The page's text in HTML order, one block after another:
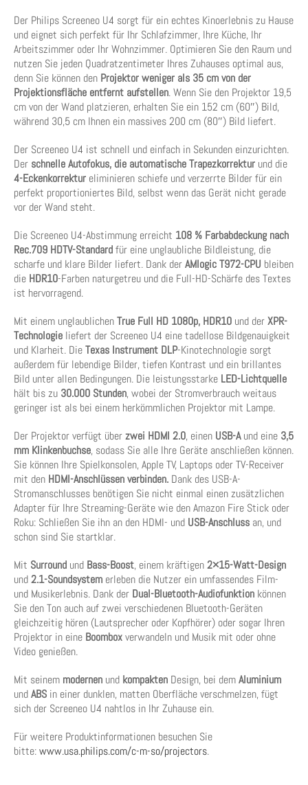
Der Philips Screeneo U4 sorgt für ein echtes Kinoerlebnis zu Hause
und eignet sich perfekt für Ihr Schlafzimmer, Ihre Küche, Ihr
Arbeitszimmer oder Ihr Wohnzimmer. Optimieren Sie den Raum und
nutzen Sie jeden Quadratzentimeter Ihres Zuhauses optimal aus,
denn Sie können den Projektor weniger als 35 cm von der
Projektionsfläche entfernt aufstellen. Wenn Sie den Projektor 19,5
cm von der Wand platzieren, erhalten Sie ein 152 cm (60″) Bild,
während 30,5 cm Ihnen ein massives 200 cm (80″) Bild liefert.
Der Screeneo U4 ist schnell und einfach in Sekunden einzurichten.
Der schnelle Autofokus, die automatische Trapezkorrektur und die
4-Eckenkorrektur eliminieren schiefe und verzerrte Bilder für ein
perfekt proportioniertes Bild, selbst wenn das Gerät nicht gerade
vor der Wand steht.
Die Screeneo U4-Abstimmung erreicht 108 % Farbabdeckung nach
Rec.709 HDTV-Standardfür eine unglaubliche Bildleistung, die
scharfe und klare Bilder liefert. Dank derAMlogic T972-CPU bleiben
die HDR10-Farben naturgetreu und die Full-HD-Schärfe des Textes
ist hervorragend.
Mit einem unglaublichenTrue Full HD 1080p, HDR10 und derXPR-
Technologie liefert der Screeneo U4 eine tadellose Bildgenauigkeit
und Klarheit. DieTexas Instrument DLP-Kinotechnologie sorgt
außerdem für lebendige Bilder, tiefen Kontrast und ein brillantes
Bild unter allen Bedingungen. Die leistungsstarke LED-Lichtquelle
hält bis zu 30.000 Stunden, wobei der Stromverbrauch weitaus
geringer ist als bei einem herkömmlichen Projektor mit Lampe.
Der Projektor verfügt überzwei HDMI 2.0, einen USB-Aund eine 3,5
mm Klinkenbuchse, sodass Sie alle Ihre Geräte anschließen können.
Sie können Ihre Spielkonsolen, Apple TV, Laptops oder TV-Receiver
mit den HDMI-Anschlüssen verbinden. Dank des USB-A-
Stromanschlusses benötigen Sie nicht einmal einen zusätzlichen
Adapter für Ihre Streaming-Geräte wie den Amazon Fire Stick oder
Roku: Schließen Sie ihn an den HDMI- und USB-Anschluss an, und
schon sind Sie startklar.
Mit Surround und Bass-Boost, einem kräftigen2×15-Watt-Design
und2.1-Soundsystem erleben die Nutzer ein umfassendes Film-
und Musikerlebnis. Dank der Dual-Bluetooth-Audiofunktion können
Sie den Ton auch auf zwei verschiedenen Bluetooth-Geräten
gleichzeitig hören (Lautsprecher oder Kopfhörer) oder sogar Ihren
Projektor in eine Boomboxverwandeln und Musik mit oder ohne
Video genießen.
Mit seinem modernen und kompakten Design, bei demAluminium
undABS in einer dunklen, matten Oberfläche verschmelzen, fügt
sich der Screeneo U4 nahtlos in Ihr Zuhause ein.
Für weitere Produktinformationen besuchen Sie
bitte:www.usa.philips.com/c-m-so/projectors.